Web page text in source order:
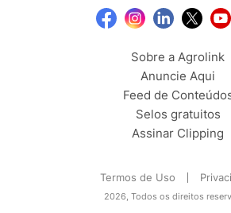
Sobre a Agrolink
Anuncie Aqui
Feed de
Selos gratuitos
Assinar Clipping
Termos de Uso
2026, Todos os direitos